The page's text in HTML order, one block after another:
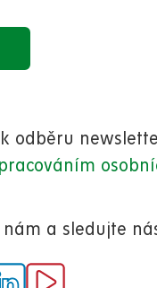
odběru
nám a sledujte